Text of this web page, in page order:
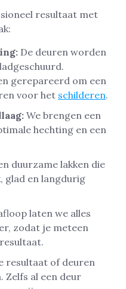
resultaat met
De deuren worden
gerepareerd om een
voor het schilderen.
We brengen een
hechting en een
duurzame lakken die
glad en langdurig
laten we alles
zodat je meteen
resultaat of deuren
Zelfs al een deur